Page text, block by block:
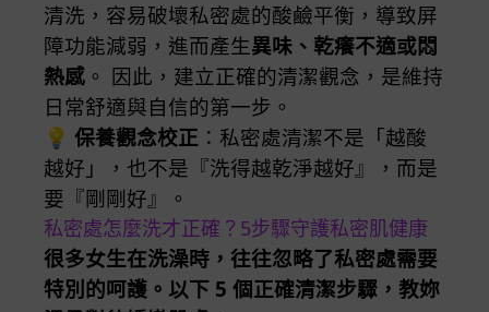
清洗，容易破壞私密處的酸鹼平衡，導致屏
障功能減弱，進而產生異味、乾癢不適或悶
熱感 。 因此，建立正確的清潔觀念，是維持
日常舒適與自信的第一步。
💡 保養觀念校正 ：私密處清潔不是「越酸
越好」，也不是『洗得越乾淨越好』，而是
要『剛剛好』。
私密處怎麼洗才正確？5步驟守護私密肌健康
很多女生在洗澡時，往往忽略了私密處需要
特別的呵護。以下 5 個正確清潔步驟，教妳